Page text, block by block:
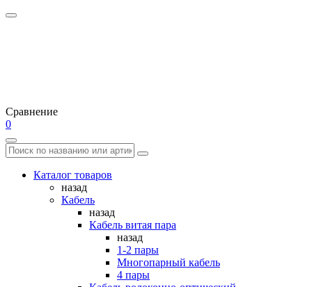
Сравнение
0
Каталог товаров
назад
Кабель
назад
Кабель витая пара
назад
1-2 пары
Многопарный кабель
4 пары